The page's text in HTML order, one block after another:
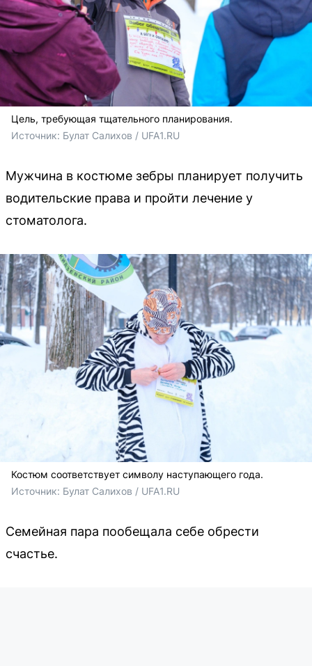
Цель, требующая тщательного планирования.
Источник: Булат Салихов / UFA1.RU
Мужчина в костюме зебры планирует получить
водительские права и пройти лечение у
стоматолога.
Костюм соответствует символу наступающего года.
Источник: Булат Салихов / UFA1.RU
Семейная пара пообещала себе обрести
счастье.